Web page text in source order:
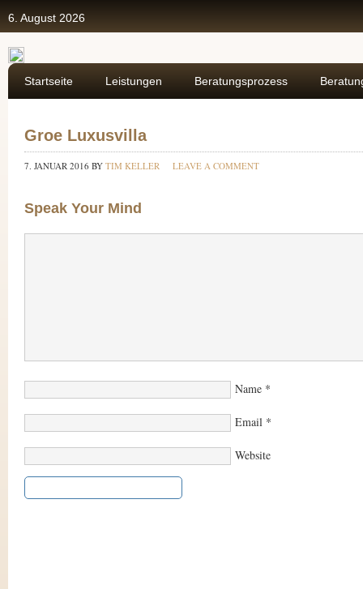
6. August 2026
Startseite Leistungen Beratungsprozess
Groe Luxusvilla
7. JANUAR 2016 BY TIM KELLER LEAVE A COMMENT
Speak Your Mind
Name *
Email *
Website